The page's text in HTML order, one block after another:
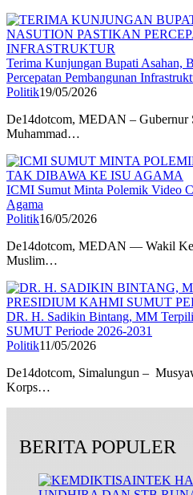
Terima Kunjungan Bupati Asahan,
Percepatan Pembangunan
Politik19/05/2026
De14dotcom, MEDAN – Gubernur
Muhammad…
ICMI Sumut Minta Polemik Video
Agama
Politik16/05/2026
De14dotcom, MEDAN — Wakil
Muslim…
DR. H. Sadikin Bintang, MM
SUMUT Periode 2026-2031
Politik11/05/2026
De14dotcom, Simalungun –
Korps…
BERITA POPULER